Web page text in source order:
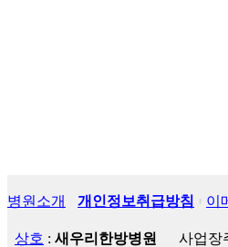
병원소개 개인정보취급방침 이
상호 : 새우리한방병원
사업장